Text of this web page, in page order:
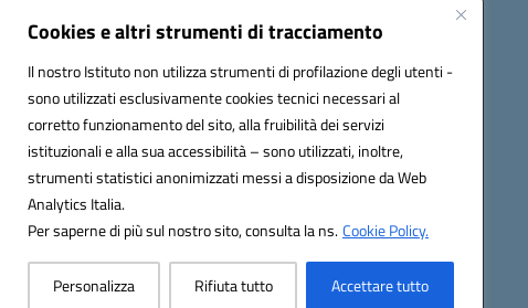
Cookies e altri strumenti di tracciamento
Il nostro Istituto non utilizza strumenti di profilazione degli utenti -
sono utilizzati esclusivamente cookies tecnici necessari al
corretto funzionamento del sito, alla fruibilità dei servizi
istituzionali e alla sua accessibilità – sono utilizzati, inoltre,
strumenti statistici anonimizzati messi a disposizione da Web
Analytics Italia.
Per saperne di più sul nostro sito, consulta la ns.Cookie Policy.
Personalizza Rifiuta tutto Accettare tutto
anic82000a@pec.istruzione.it